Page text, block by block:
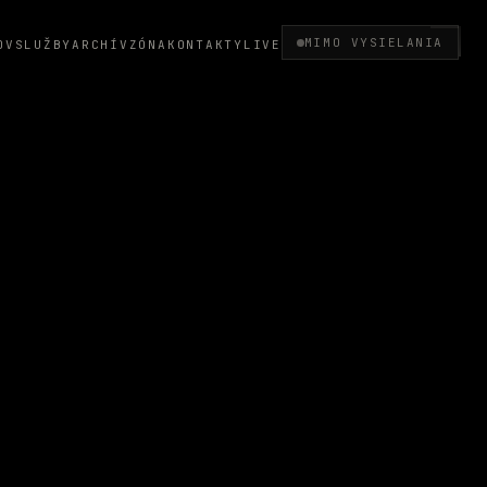
SLUŽBY ARCHÍV ZÓNA KONTAKTY LIVE MIMO VYSIELANIA